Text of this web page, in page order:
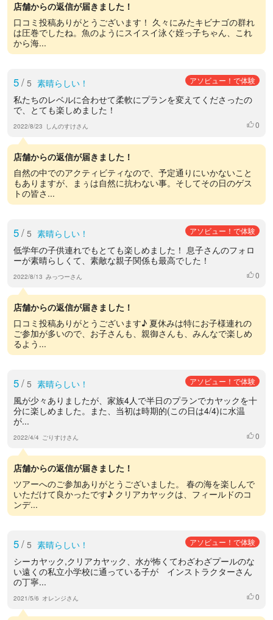
店舗からの返信が届きました！
口コミ投稿ありがとうございます！ 久々にみたキビナゴの群れ
は圧巻でしたね。魚のようにスイスイ泳ぐ姪っ子ちゃん、これ
から海...
5/ 5 素晴らしい！ アソビュー！で体験
私たちのレベルに合わせて柔軟にプランを変えてくださったの
で、とても楽しめました！
2022/8/23 しんのすけさん いいね
0
店舗からの返信が届きました！
自然の中でのアクティビティなので、予定通りにいかないこと
もありますが、まぅは自然に抗わない事。そしてその日のゲス
トの皆さ...
5/ 5 素晴らしい！ アソビュー！で体験
低学年の子供連れでもとても楽しめました！ 息子さんのフォロ
ーが素晴らしくて、素敵な親子関係も最高でした！
2022/8/13 みっつーさん いいね
0
店舗からの返信が届きました！
口コミ投稿ありがとうございます♪ 夏休みは特にお子様連れの
ご参加が多いので、お子さんも、親御さんも、みんなで楽しめ
るよう...
5/ 5 素晴らしい！ アソビュー！で体験
風が少々ありましたが、家族4人で半日のプランでカヤックを十
分に楽しめました。また、当初は時期的(この日は4/4)に水温
が...
2022/4/4 ごりすけさん いいね
0
店舗からの返信が届きました！
ツアーへのご参加ありがとうございました。 春の海を楽しんで
いただけて良かったです♪ クリアカヤックは、フィールドのコ
ンデ...
5/ 5 素晴らしい！ アソビュー！で体験
シーカヤック,クリアカヤック、水が怖くてわざわざプールのな
い遠くの私立小学校に通っている子が インストラクターさん
の丁寧...
2021/5/6 オレンジさん いいね
0